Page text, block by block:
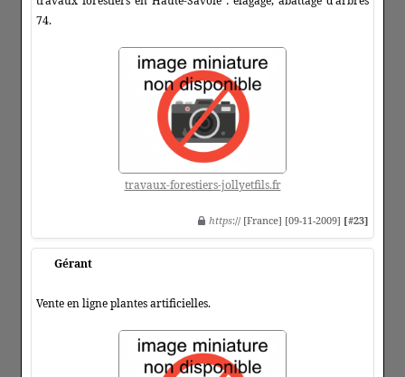
74.
travaux-forestiers-jollyetfils.fr
https:// [France] [09-11-2009] [#23]
Gérant
Vente en ligne plantes artificielles.